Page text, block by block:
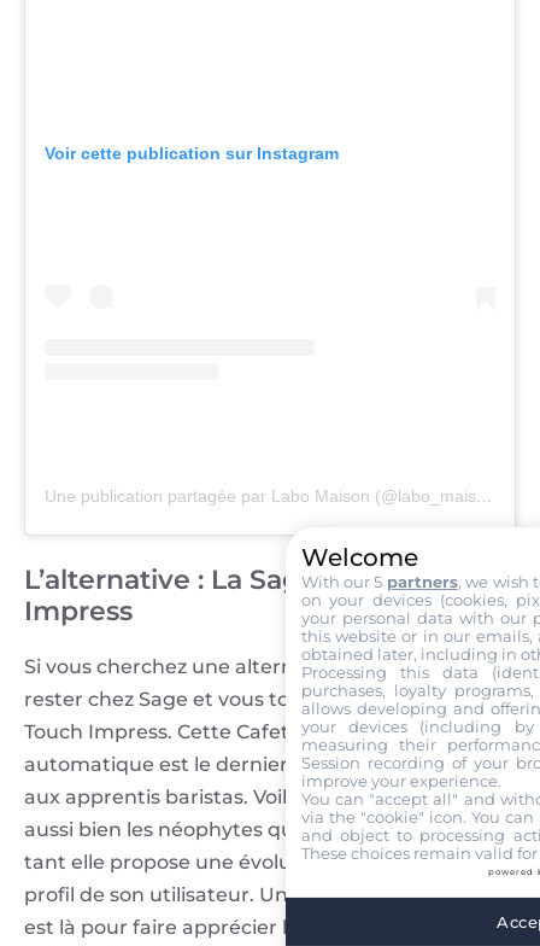
Voir cette publication sur Instagram
Une publication partagée par Labo Maison (@labo_maison)
L’alternative : La Sage Barista Touch
Impress
Si vous cherchez une alternative, vous pouvez
rester chez Sage et vous tourner vers la Barista
Touch Impress. Cette Cafetière expresso semi
automatique est le dernier joujou de Sage dédié
aux apprentis baristas. Voilà un appareil qui ravira
aussi bien les néophytes que les amateurs avertis
tant elle propose une évolutivité en fonction du
profil de son utilisateur. Une chose est sûre, elle
est là pour faire apprécier le café et les différentes
Welcome
With our 5 partners, we wish
on your devices (cookies,
your personal data with our
this website or in our emails,
obtained later, including in
Processing this data
purchases, loyalty
allows developing and
your devices (including
measuring their
Session recording of your
improve your experience.
You can "accept all" and
via the "cookie" icon. You
and object to processing
These choices remain valid
powered